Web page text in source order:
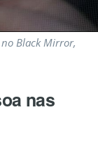
Black Mirror,
nas